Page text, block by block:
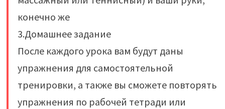
конечно же
3.Домашнее задание
После каждого урока вам будут даны
упражнения для самостоятельной
тренировки, а также вы сможете повторять
упражнения по рабочей тетради или